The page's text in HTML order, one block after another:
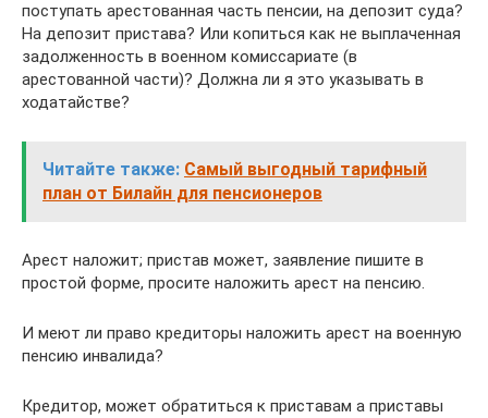
поступать арестованная часть пенсии, на депозит суда?
На депозит пристава? Или копиться как не выплаченная
задолженность в военном комиссариате (в
арестованной части)? Должна ли я это указывать в
ходатайстве?
Читайте также: Самый выгодный тарифный
план от Билайн для пенсионеров
Арест наложит; пристав может, заявление пишите в
простой форме, просите наложить арест на пенсию.
И меют ли право кредиторы наложить арест на военную
пенсию инвалида?
Кредитор, может обратиться к приставам а приставы